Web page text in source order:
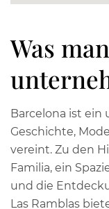
Was
Barcelona ist ein
Geschichte,
vereint. Zu den
Familia, ein
und die
Las Ramblas